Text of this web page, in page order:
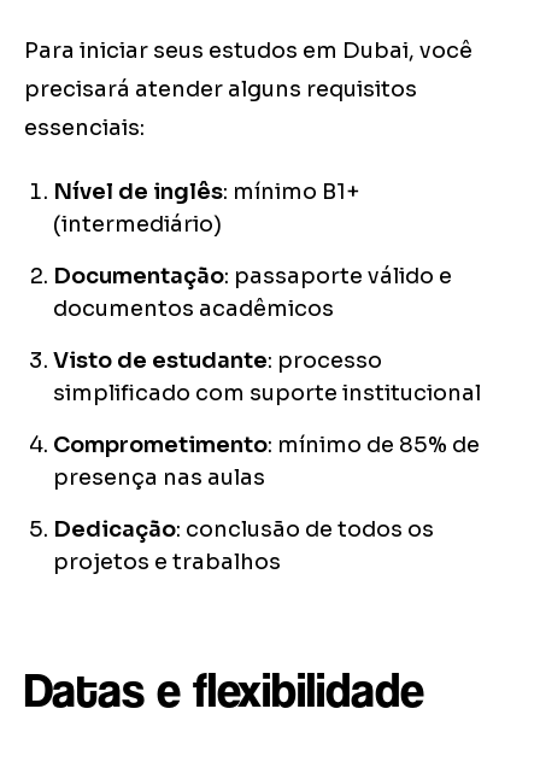
Para iniciar seus estudos em Dubai, você
precisará atender alguns requisitos
essenciais:
Nível de inglês: mínimo B1+
(intermediário)
Documentação: passaporte válido e
documentos acadêmicos
Visto de estudante: processo
simplificado com suporte institucional
Comprometimento: mínimo de 85% de
presença nas aulas
Dedicação: conclusão de todos os
projetos e trabalhos
Datas e flexibilidade